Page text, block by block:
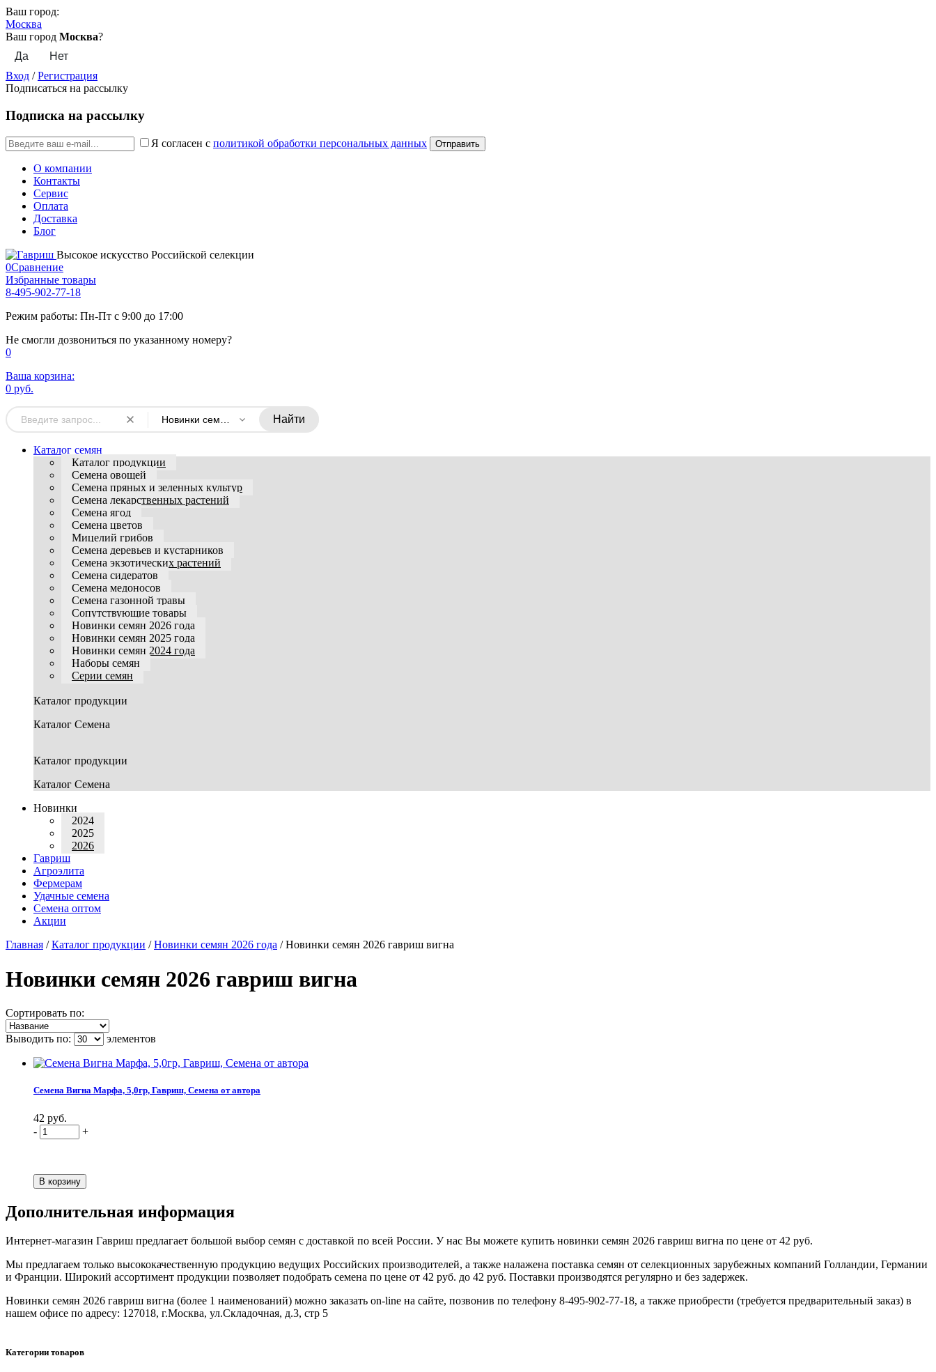
Ваш город:
Москва
Ваш город Москва?
Вход /Регистрация
Подписаться на рассылку
Подписка на рассылку
Я согласен с политикой обработки персональных данных
О компании
Контакты
Сервис
Оплата
Доставка
Блог
Высокое искусство Российской селекции
0Сравнение
Избранные товары
8-495-902-77-18
Режим работы: Пн-Пт с 9:00 до 17:00
Не смогли дозвониться по указанному номеру?
0
Ваша корзина:
0 руб.
Новинки семян 2026 года Найти
Каталог семян
Каталог продукции
Семена овощей
Семена пряных и зеленных культур
Семена лекарственных растений
Семена ягод
Семена цветов
Мицелий грибов
Семена деревьев и кустарников
Семена экзотических растений
Семена сидератов
Семена медоносов
Семена газонной травы
Сопутствующие товары
Новинки семян 2026 года
Новинки семян 2025 года
Новинки семян 2024 года
Наборы семян
Серии семян
Каталог продукции
Каталог Семена
Каталог продукции
Каталог Семена
Новинки
2024
2025
2026
Гавриш
Агроэлита
Фермерам
Удачные семена
Семена оптом
Акции
Главная /Каталог продукции /Новинки семян 2026 года /Новинки семян 2026 гавриш вигна
Новинки семян 2026 гавриш вигна
Сортировать по:
Выводить по: элементов
Семена Вигна Марфа, 5,0гр, Гавриш, Семена от автора
42 руб.
-
+
Дополнительная информация
Интернет-магазин Гавриш предлагает большой выбор семян с доставкой по всей России. У нас Вы можете купить новинки семян 2026 гавриш вигна по цене от 42 руб.
Мы предлагаем только высококачественную продукцию ведущих Российских производителей, а также налажена поставка семян от селекционных зарубежных компаний Голландии, Германии
и Франции. Широкий ассортимент продукции позволяет подобрать семена по цене от 42 руб. до 42 руб. Поставки производятся регулярно и без задержек.
Новинки семян 2026 гавриш вигна (более 1 наименований) можно заказать on-line на сайте, позвонив по телефону 8-495-902-77-18, а также приобрести (требуется предварительный заказ) в
нашем офисе по адресу: 127018, г.Москва, ул.Складочная, д.3, стр 5
Категории товаров